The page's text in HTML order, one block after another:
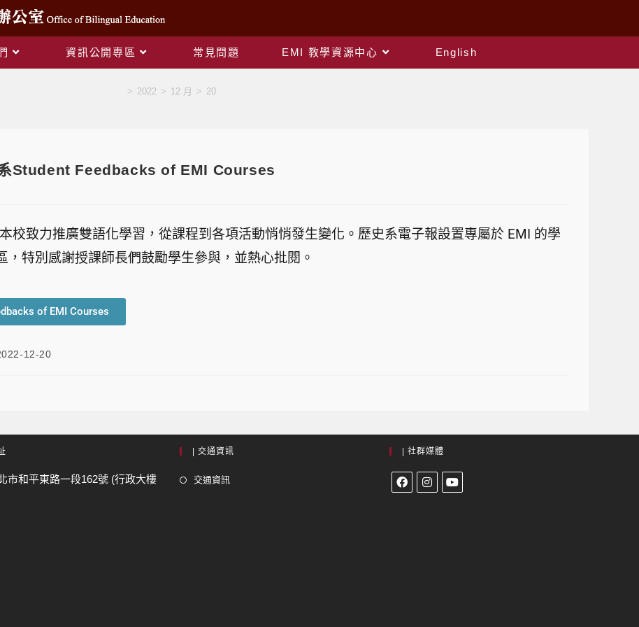
資訊公開專區 常見問題 EMI 教學資源中心 English
> 2022 > 12 月 > 20
Student Feedbacks of EMI Courses
校致力推廣雙語化學習，從課程到各項活動悄悄發生變化。歷史系電子報設置專屬於 EMI 的學
，特別感謝授課師長們鼓勵學生參與，並熱心批閱。
of EMI Courses
12-20
市和平東路一段162號 (行政大樓
| 交通資訊
交通資訊
| 社群媒體